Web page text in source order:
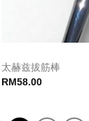
太赫兹拔筋棒
RM58.00